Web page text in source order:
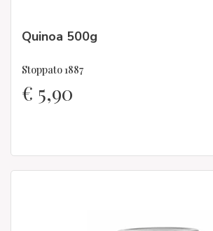
Quinoa 500g
Stoppato 1887
€ 5,90